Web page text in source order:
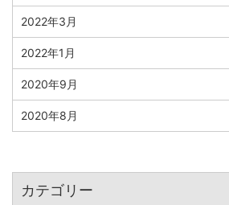
2022年3月
2022年1月
2020年9月
2020年8月
カテゴリー